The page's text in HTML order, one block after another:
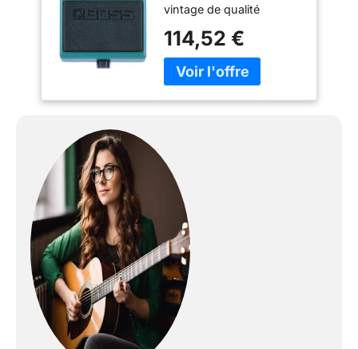
vintage de qualité
pédale compacte facile
d’utilisation Des boutons
dédiés « Wave »
l’effet Le contrôleur Rate
permet d’obtenir des
vitesses plus rapides que
le PN-2 classique Le
contrôleur Wave modifie
la forme d’onde LFO, de
triangle à carré Le
contrôleur Depth
détermine la force de
l’effet BOSS 5 ans de
114,52 €